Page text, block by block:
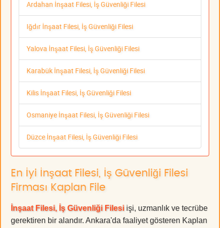
Ardahan İnşaat Filesi, İş Güvenliği Filesi
Iğdır İnşaat Filesi, İş Güvenliği Filesi
Yalova İnşaat Filesi, İş Güvenliği Filesi
Karabük İnşaat Filesi, İş Güvenliği Filesi
Kilis İnşaat Filesi, İş Güvenliği Filesi
Osmaniye İnşaat Filesi, İş Güvenliği Filesi
Düzce İnşaat Filesi, İş Güvenliği Filesi
En İyi İnşaat Filesi, İş Güvenliği Filesi
Firması Kaplan File
İnşaat Filesi, İş Güvenliği Filesi işi, uzmanlık ve tecrübe
gerektiren bir alandır. Ankara'da faaliyet gösteren Kaplan